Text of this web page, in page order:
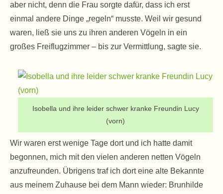
aber nicht, denn die Frau sorgte dafür, dass ich erst
einmal andere Dinge „regeln“ musste. Weil wir gesund
waren, ließ sie uns zu ihren anderen Vögeln in ein
großes Freiflugzimmer – bis zur Vermittlung, sagte sie.
Isobella und ihre leider schwer kranke Freundin Lucy
(vorn)
Wir waren erst wenige Tage dort und ich hatte damit
begonnen, mich mit den vielen anderen netten Vögeln
anzufreunden. Übrigens traf ich dort eine alte Bekannte
aus meinem Zuhause bei dem Mann wieder: Brunhilde